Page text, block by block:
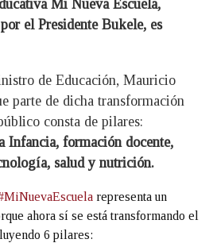
Mi Nueva Escuela,
el Presidente Bukele, es
de Educación, Mauricio
parte de dicha transformación
consta de pilares:
Infancia, formación docente,
salud y nutrición.
representa un
ahora sí se está transformando el
6 pilares: